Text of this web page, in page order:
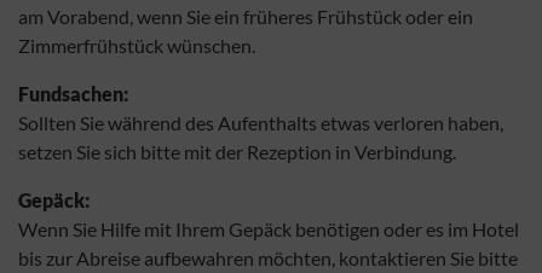
am Vorabend, wenn Sie ein früheres Frühstück oder ein
Zimmerfrühstück wünschen.
Fundsachen:
Sollten Sie während des Aufenthalts etwas verloren haben,
setzen Sie sich bitte mit der Rezeption in Verbindung.
Gepäck:
Wenn Sie Hilfe mit Ihrem Gepäck benötigen oder es im Hotel
bis zur Abreise aufbewahren möchten, kontaktieren Sie bitte